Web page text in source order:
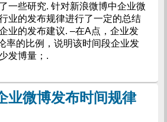
一些研究. 针对新浪微博中企业微
业的发布规律进行了一定的总结
业的发布建议. –在A点，企业发
率的比例，说明该时间段企业发
发博量；.
业微博发布时间规律